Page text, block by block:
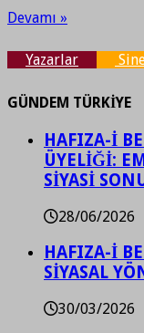
Devamı »
Yazarlar
GÜNDEM TÜRKİYE
HAFIZA-İ
ÜYELİĞİ:
SİYASİ
28/06/2026
HAFIZA-İ
SİYASAL
30/03/2026